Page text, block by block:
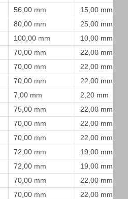
56,00 mm
15,00 mm
80,00 mm
25,00 mm
100,00 mm
10,00 mm
70,00 mm
22,00 mm
70,00 mm
22,00 mm
70,00 mm
22,00 mm
7,00 mm
2,20 mm
75,00 mm
22,00 mm
70,00 mm
22,00 mm
70,00 mm
22,00 mm
72,00 mm
19,00 mm
72,00 mm
19,00 mm
70,00 mm
22,00 mm
70,00 mm
22,00 mm